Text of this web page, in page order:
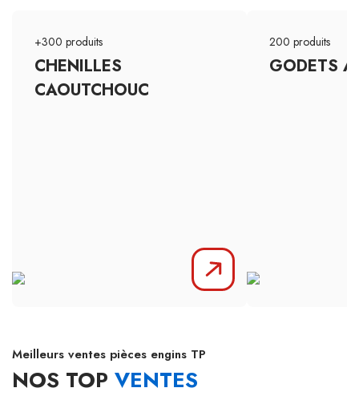
+300 produits
CHENILLES
CAOUTCHOUC
200 produits
GODETS
Meilleurs ventes pièces engins TP
NOS TOP VENTES